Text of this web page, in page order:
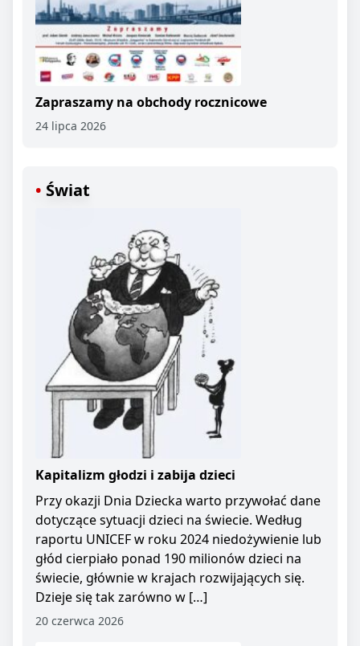
Zapraszamy na obchody rocznicowe
24 lipca 2026
Świat
Kapitalizm głodzi i zabija dzieci
Przy okazji Dnia Dziecka warto przywołać dane
dotyczące sytuacji dzieci na świecie. Według
raportu UNICEF w roku 2024 niedożywienie lub
głód cierpiało ponad 190 milionów dzieci na
świecie, głównie w krajach rozwijających się.
Dzieje się tak zarówno w […]
20 czerwca 2026